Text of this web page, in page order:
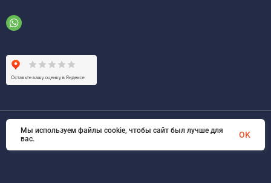
© 2026 ООО «ФАЗИНЖИНИРИНГ». Все права защищены
Мы используем файлы cookie, чтобы сайт был лучше для
вас.
OK